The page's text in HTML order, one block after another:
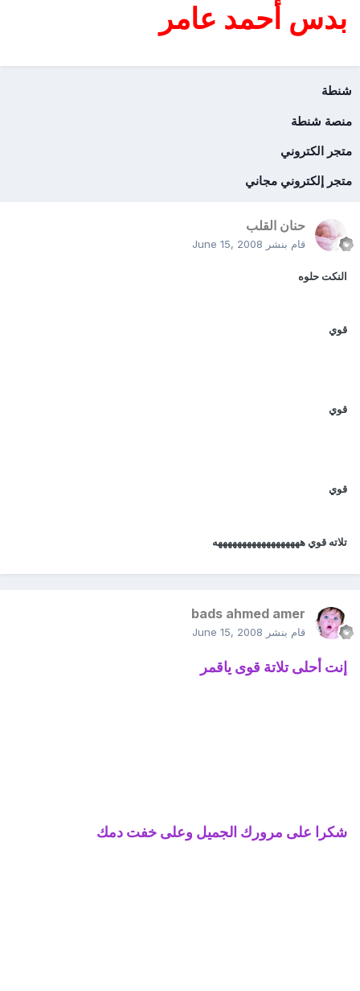
بدس أحمد عامر
شنطة
منصة شنطة
متجر الكتروني
متجر إلكتروني مجاني
حنان القلب
قام بنشر June 15, 2008
النكت حلوه
قوي
قوي
قوي
تلاته قوي ههههههههههههههههههه
bads ahmed amer
قام بنشر June 15, 2008
إنت أحلى تلاتة قوى ياقمر
شكرا على مرورك الجميل وعلى خفت دمك